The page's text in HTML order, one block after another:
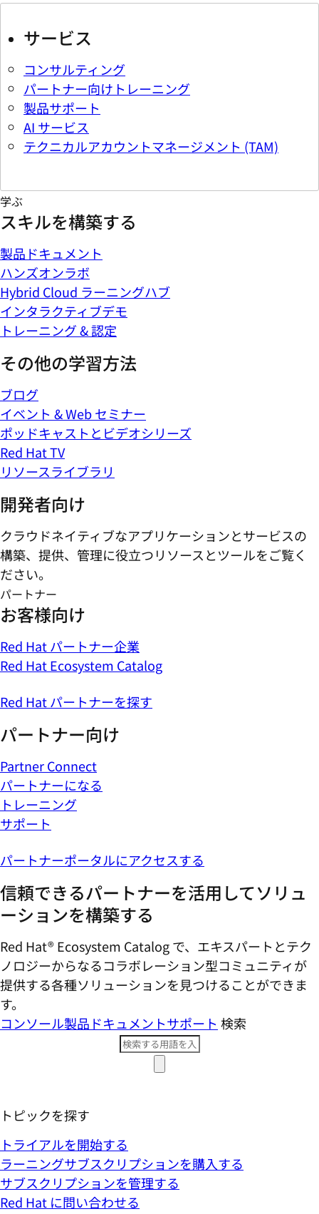
サービス
コンサルティング
パートナー向けトレーニング
製品サポート
AI サービス
テクニカルアカウントマネージメント (TAM)
学ぶ
スキルを構築する
製品ドキュメント
ハンズオンラボ
Hybrid Cloud ラーニングハブ
インタラクティブデモ
トレーニング & 認定
その他の学習方法
ブログ
イベント & Web セミナー
ポッドキャストとビデオシリーズ
Red Hat TV
リソースライブラリ
開発者向け
クラウドネイティブなアプリケーションとサービスの
構築、提供、管理に役立つリソースとツールをご覧く
ださい。
パートナー
お客様向け
Red Hat パートナー企業
Red Hat Ecosystem Catalog
Red Hat パートナーを探す
パートナー向け
Partner Connect
パートナーになる
トレーニング
サポート
パートナーポータルにアクセスする
信頼できるパートナーを活用してソリュ
ーションを構築する
Red Hat® Ecosystem Catalog で、エキスパートとテク
ノロジーからなるコラボレーション型コミ​ュニティが
提供する各種ソリューションを見つけることができま
す。
コンソール製品ドキュメントサポート 検索
トピックを探す
トライアルを開始する
ラーニングサブスクリプションを購入する
サブスクリプションを管理する
Red Hat に問い合わせる